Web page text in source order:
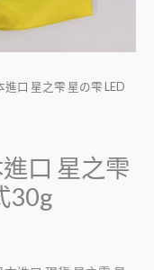
進口 星之雫 星の雫 LED
口 星之雫
30g